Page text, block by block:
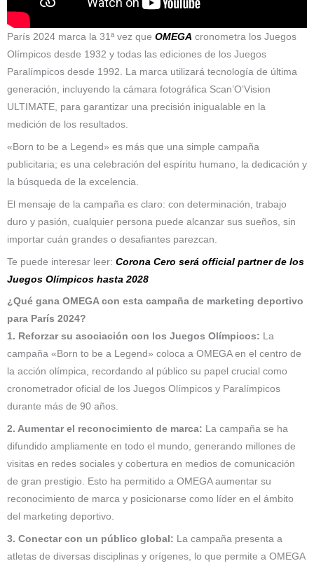
París 2024 marca la 31ª vez que OMEGA cronometra los Juegos
Olímpicos desde 1932 y todas las ediciones de los Juegos
Paralímpicos desde 1992. La marca utilizará tecnología de última
generación, incluyendo la cámara fotográfica Scan’O’Vision
ULTIMATE, para garantizar una precisión inigualable en la
medición de los resultados.
«Born to be a Legend» es más que una simple campaña
publicitaria; es una celebración del espíritu humano, la dedicación y
la búsqueda de la excelencia.
El mensaje de la campaña es claro: con determinación, trabajo
duro y pasión, cualquier persona puede alcanzar sus sueños, sin
importar cuán grandes o desafiantes parezcan.
Te puede interesar leer: Corona Cero será official partner de los
Juegos Olímpicos hasta 2028
¿Qué gana OMEGA con esta campaña de marketing deportivo
para París 2024?
1. Reforzar su asociación con los Juegos Olímpicos: La
campaña «Born to be a Legend» coloca a OMEGA en el centro de
la acción olímpica, recordando al público su papel crucial como
cronometrador oficial de los Juegos Olímpicos y Paralímpicos
durante más de 90 años.
2. Aumentar el reconocimiento de marca: La campaña se ha
difundido ampliamente en todo el mundo, generando millones de
visitas en redes sociales y cobertura en medios de comunicación
de gran prestigio. Esto ha permitido a OMEGA aumentar su
reconocimiento de marca y posicionarse como líder en el ámbito
del marketing deportivo.
3. Conectar con un público global: La campaña presenta a
atletas de diversas disciplinas y orígenes, lo que permite a OMEGA